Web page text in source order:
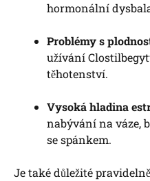
hormonální
Problémy s
užívání
těhotenství.
Vysoká hladina
nabývání na váze,
se spánkem.
Je také důležité